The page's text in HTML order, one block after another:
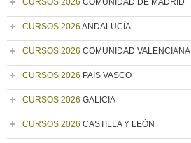
CURSOS 2026 COMUNIDAD DE MADRID
CURSOS 2026 ANDALUCÍA
CURSOS 2026 COMUNIDAD VALENCIANA
CURSOS 2026 PAÍS VASCO
CURSOS 2026 GALICIA
CURSOS 2026 CASTILLA Y LEÓN